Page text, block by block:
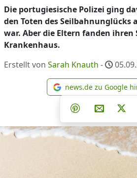
Die portugiesische Polizei ging
den Toten des Seilbahnunglücks
war. Aber die Eltern fanden ihren
Krankenhaus.
Erstellt von Sarah Knauth -
news.de zu Google
Teilen aufTeilen
Teilen auf
Per E-